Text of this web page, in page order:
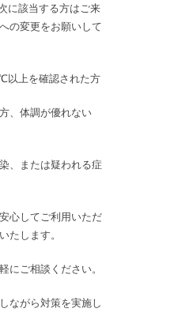
に該当する方はご来
の変更をお願いして
以上を確認された方
、体調が優れない
、または疑われる症
心してご利用いただ
たします。
にご相談ください。
ながら対策を実施し